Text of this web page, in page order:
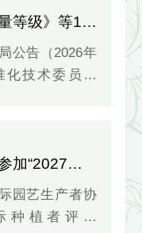
《主要宿根花卉容器苗质量等级》等10项林业行业标准批准发布《主要宿根花卉容器苗质量等级》等10项林业行业标准批准发布《主要宿根花卉容器苗质量等级》等10项林业行业标准批准发布
公告（2026年
化技术委员会
新发布的林业
4项是修订标
科院林业研究
立了中国水仙
中国花卉协会将推荐企业参加“2027国际种植者”评选
园艺生产者协
种植者评选